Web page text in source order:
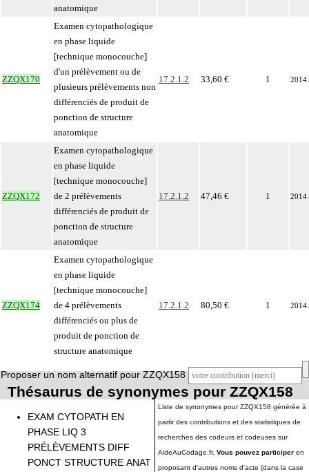
anatomique
ZZQX170
Examen cytopathologique
en phase liquide
[technique monocouche]
d'un prélèvement ou de
plusieurs prélèvements non
différenciés de produit de
ponction de structure
anatomique
17.2.1.2 33,60 € 1 2014
ZZQX172
Examen cytopathologique
en phase liquide
[technique monocouche]
de 2 prélèvements
différenciés de produit de
ponction de structure
anatomique
17.2.1.2 47,46 € 1 2014
ZZQX174
Examen cytopathologique
en phase liquide
[technique monocouche]
de 4 prélèvements
différenciés ou plus de
produit de ponction de
structure anatomique
17.2.1.2 80,50 € 1 2014
Proposer un nom alternatif pour ZZQX158
Thésaurus de synonymes pour ZZQX158
EXAM CYTOPATH EN
PHASE LIQ 3
PRÉLÈVEMENTS DIFF
PONCT STRUCTURE ANAT
Liste de synonymes pour ZZQX158 générée à
partir des contributions et des statistiques de
recherches des codeurs et codeuses sur
AideAuCodage.fr. Vous pouvez participer en
proposant d'autres noms d'acte (dans la case